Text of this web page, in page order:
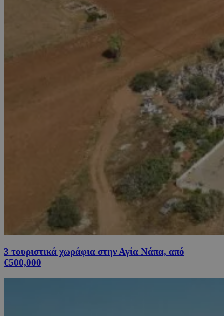
3 τουριστικά χωράφια στην Αγία Νάπα, από
€500,000